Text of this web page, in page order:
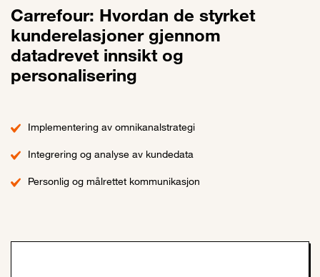
Carrefour: Hvordan de styrket
kunderelasjoner gjennom
datadrevet innsikt og
personalisering
Implementering av omnikanalstrategi
Integrering og analyse av kundedata
Personlig og målrettet kommunikasjon